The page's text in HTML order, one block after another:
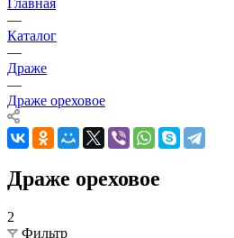
Главная
—
Каталог
—
Драже
—
Драже ореховое
Драже ореховое
2
Фильтр